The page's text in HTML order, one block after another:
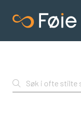
Søk i ofte stilte